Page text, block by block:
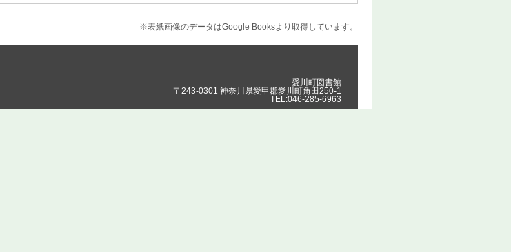
※表紙画像のデータはGoogle Booksより取得しています。
愛川町図書館
〒243-0301 神奈川県愛甲郡愛川町角田250-1
TEL:046-285-6963